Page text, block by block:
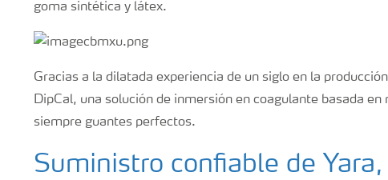
goma sintética y látex.
Gracias a la dilatada experiencia de un siglo en la
DipCal, una solución de inmersión en coagulante basada
siempre guantes perfectos.
Suministro confiable de